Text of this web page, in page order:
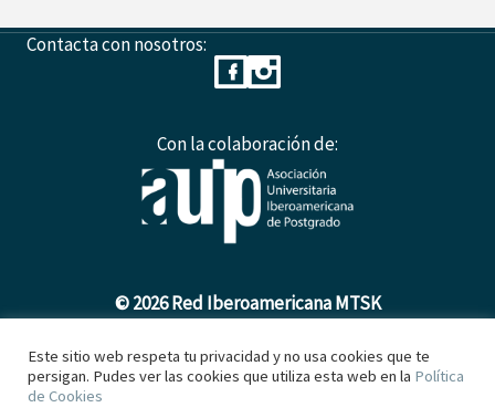
Contacta con nosotros:
Con la colaboración de:
© 2026 Red Iberoamericana MTSK
Política de Cookies
Este sitio web respeta tu privacidad y no usa cookies que te
persigan. Pudes ver las cookies que utiliza esta web en la Política
de Cookies